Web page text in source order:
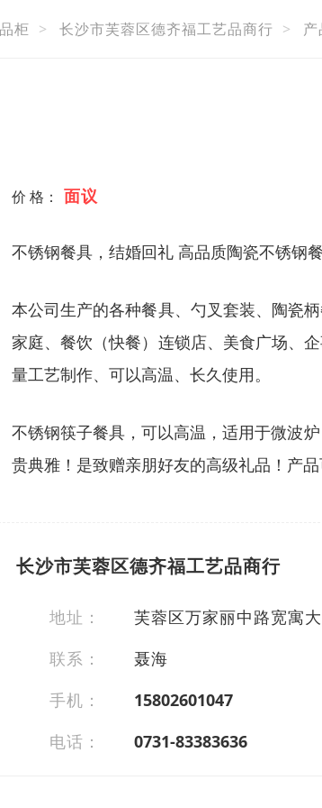
柜 > 长沙市芙蓉区德齐福工艺品商行 >
价 格： 面议
不锈钢餐具，结婚回礼 高品质陶瓷不锈钢
本公司生产的各种餐具、勺叉套装、陶瓷
家庭、餐饮（快餐）连锁店、美食广场、
量工艺制作、可以高温、长久使用。
不锈钢筷子餐具，可以高温，适用于微波
贵典雅！是致赠亲朋好友的高级礼品！产
长沙市芙蓉区德齐福工艺品商行
地址：
芙蓉区万家丽中路宽寓
联系：
聂海
手机：
15802601047
电话：
0731-83383636